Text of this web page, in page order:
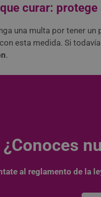
curar:
una multa por tener
esta medida. Si
.
¿Conoces
al reglamento de la